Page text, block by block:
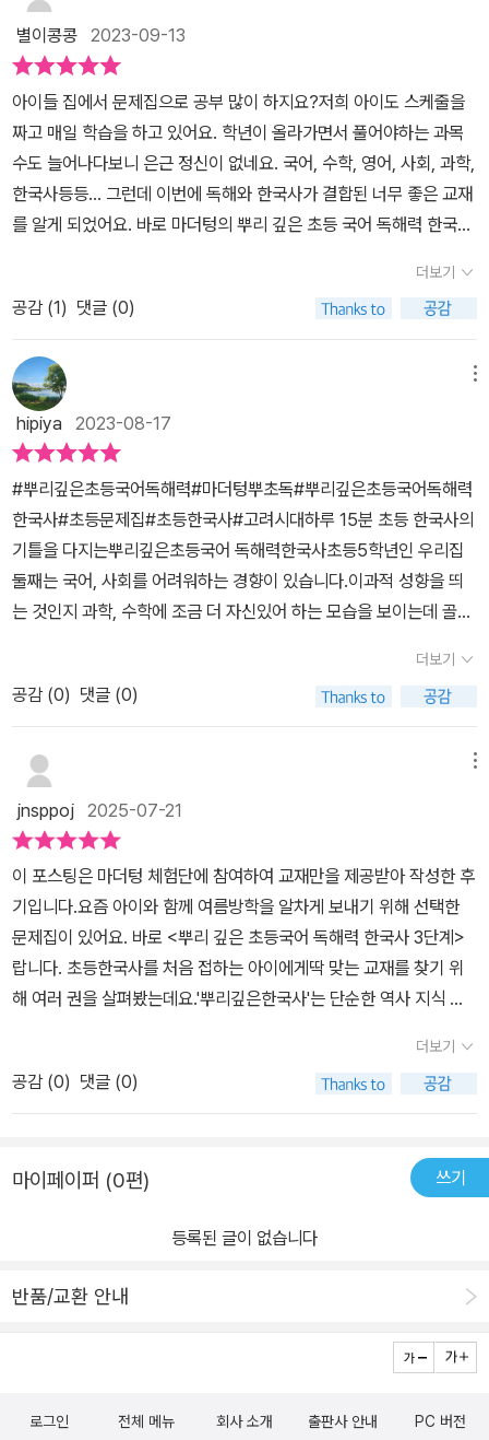
별이콩콩 2023-09-13
아이들 집에서 문제집으로 공부 많이 하지요?저희 아이도 스케줄을
짜고 매일 학습을 하고 있어요. 학년이 올라가면서 풀어야하는 과목
수도 늘어나다보니 은근 정신이 없네요. 국어, 수학, 영어, 사회, 과학,
한국사등등... 그런데 이번에 독해와 한국사가 결합된 너무 좋은 교재
를 알게 되었어요. 바로 마더텅의 뿌리 깊은 초등 국어 독해력 한국사
다는 사실.. 알고 계셨나요?이번 뿌리깊은 초등국어 독해력 한국사
시리즈는 총 6단계로 되어 있어요. 1단계 선사시대~삼국시대2단계
남북극시대 3단계 고려 시대4단계 조선 전기(~임진왜란)5단계 조
선 후기(~강화도 조약)6단계 대한 제국 ~ 대한민국시대별로 나뉘어
져 있으니 처음 시작하는 아이들은 1단계부터~ 보완해야할 한국사
시대가 있으면 그부분을 찾아서 공부해보는 것도 너무 좋을 것 같아
요.저희 아이는 이번에 3단계! 고려 시대를 시작해보았습니다. 매번
한국사 책을 읽거나 공부를 하면 선사시대부터 시작을 하잖아요. 그
렇다보니 앞부분은 많이 이해하고 있더라고요. ㅎㅎ 중간에 외울것도
많아지고 사건 사고가 많은 고려시대는 조금 더 꼼꼼하게 공부하고
알아야할 것들이 많아 복습이 필요한데, 마침 3단계가 딱 고려시대더
라고요. 그래서 우리는 3단계! 고려 시대를 선택해서 시작했습니
다. 앞 페이지에는 목차가, 뒷페이지 안쪽에는 3단계 고려시대에 해
당하는 한국사 연표가 있어요. 이 뒷페이지는 잘라서 벽에 붙여놓자
말 아이들 공부할 때 필수같아요. ㅎㅎ뿌리깊은 초등국어 독해력 한
국사는 1주일에 5회 하루 두 장씩 풀면 2달에 완성할 수 있어요. 큰
부담 없이 하루 하나의 독해를 하면 되니 어렵지 않겠죠? 교재시작부
분에는 공부한 날짜에 시간까지 꼼꼼히 적을 수 있게 해놓았어요. 그
리고 한 지문과 문제가 끝나는 부분에도 얼마의 시간이 걸렸는지, 정
답률이 어떻게 되는지를 체크할 수 있게 되어 있습니다. 이렇게 구체
적으로 정리를 안해본 저희 아이는 어색하다며 적지를 않더라고
요. 저도 굳이 적을필요 있을까? 하면서 아이의 자율에 맡겼는데
간을 잘 정리해서 오답률과 비교해보면, 어떤 지문을 어려워했고, 쉬
워했는지~ 파악하는데 도움일 될 것 같더라고요. 아이와 잘 얘기해보
고 다음에는 조금씩 시간을 체크해서 적어봐야겠습니다. 이야기책으
국사를 만나니 새롭다고 해요. '엄마, 이건 문학으로 들어가요, 비문학
으로 들어가요?' 독해를 문학과 비문학으로 나누어서 풀던 아이의 질
문이에요. ㅎㅎ 사소하지만 이런 궁금증이 생기는것도 새삼 반갑네
린 부분은 다시 풀어보고 왜 그렇게 생각했었는지를 확인해봤어
설지를 같이 참고해보았습니다. 세상에.. 해설지가 정말 너무 잘 되어
같은 느낌이었습니다. 하나하나 읽어보는 것만으로도 한국사의 흐름
더보기
공감 (1) 댓글 (0)
hipiya 2023-08-17
#뿌리깊은초등국어독해력#마더텅뿌초독#뿌리깊은초등국어독해력
한국사#초등문제집#초등한국사#고려시대하루 15분 초등 한국사의
기틀을 다지는뿌리깊은초등국어 독해력한국사초등5학년인 우리집
둘째는 국어, 사회를 어려워하는 경향이 있습니다.이과적 성향을 띄
는 것인지 과학, 수학에 조금 더 자신있어 하는 모습을 보이는데 골고
로 합니다.마더텅 체험단에 선정되어 뿌리깊은 초등국어 독해력 한국
사 3단계 고려시대를 학습해 보았습니다.각 단계별로 시대를 달리하
여 학습자가 어떤 부분이 부족한가 살펴보고 해당 시대를 골라서 선
택해 학습해도 무난할 교재입니다.고려시대를 시간별로 나열하여 해
있는 모습입니다.하루 15분, 2달 학습이 가능하게 해준 구성으로8주
차만 되어도 『한국사 : 고려시대』의 흐름을 알 수 있게 해주어총 8주
차에 실리는 글의 종류 및 내용을 간략히 보여줍니다.주간학습안내가
함께 표시되어 있어서 학습일을 계획하고 채점해서 맞은 수를 한 눈
에 볼 수 있게 해주었네요.주 5일 학습을 계획해보고 학습일을 적으
며 교재를 풀어 봅니다.QR코드를 찍어 지문 읽기를 실감나게 들어
볼 수 있습니다.말하기 능력을 보강하기 위해 직접 지문을 읽고 문제
를 풀었습니다.각 지문 위에는 해당 이야기가 위치한 시기를 눈으로
확 띄게 표시해주어흐름을 이해하면서 지문을 읽어보기 좋았습니다.
고, 낱말풀이를 익혔다면 어법·어휘편에서 다시 한번 낱말을 확인하
며 그 뜻을 이해했는지 체크해 볼 수 있습니다.하루 학습동안 그 날의
어휘까지 학습이 가능한독해-한국사흐름-어휘까지 끝마칠 수 있는
국사능력검정 기본 문제 유형』이 들어가 있어서 자연스럽게 한국사
읽어내는 시간이 얼마나 중요한지최근 나오는 독해력 문제집들에서
자주 보이는 독해하는데 걸린 시간을 별도로 관리할 수 있게 해주네
더보기
공감 (0) 댓글 (0)
jnsppoj 2025-07-21
이 포스팅은 마더텅 체험단에 참여하여 교재만을 제공받아 작성한 후
기입니다.요즘 아이와 함께 여름방학을 알차게 보내기 위해 선택한
문제집이 있어요. ​바로 <뿌리 깊은 초등국어 독해력 한국사 3단계>
랍니다. ​​초등한국사를 처음 접하는 아이에게딱 맞는 교재를 찾기 위
해 여러 권을 살펴봤는데요.​'뿌리깊은한국사'는 단순한 역사 지식 전
학습한 15회는 김부식의 『삼국사기』에 관한 내용이었어요. ​​1장에서
는 '삼국사기'가 단순한 역사책이 아니라, ​고구려,백제,신라의 왕들의
업적을 기록한 '본기', 제도와 풍습을 다룬 '지', 연표 형식의 '표', 인물
설명되어 있었습니다. ​이후에는 본격적으로독해 문제가 이어져져요
포함되어 있어 사고력을 확장하는 데 좋았어요. ​특히 '김부식이 만든
찾는 서술형 문제 등은 아이가 교재 내용을 정확히 이해하고 있는지
은 단어의 정확한 뜻을 익히는 문제도 포함되어 있어요. ​역사 학습을
부분까지 잘 챙겨줘서 든든했습니다. ​독해 문제와 어휘 문제를 나누
더보기
공감 (0) 댓글 (0)
마이페이퍼 (0편) 쓰기
등록된 글이 없습니다
반품/교환 안내
로그인 전체 메뉴 회사 소개 출판사 안내 PC 버전